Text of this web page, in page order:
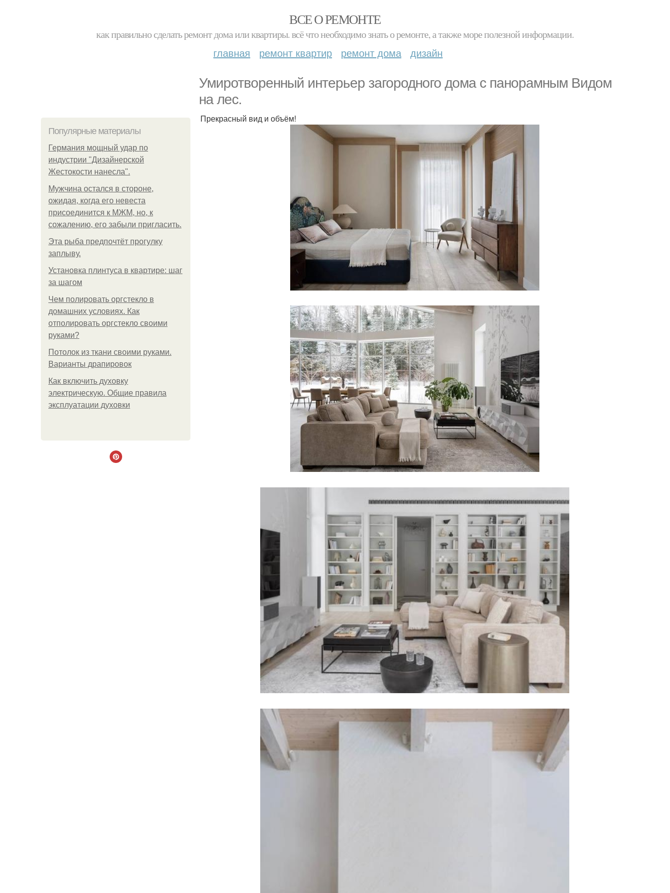
ВСЕ О РЕМОНТЕ
как правильно сделать ремонт дома или квартиры. всё что необходимо знать о ремонте, а также море полезной информации.
главная ремонт квартир ремонт дома дизайн
Умиротворенный интерьер загородного дома с панорамным Видом
на лес.
Популярные материалы
Германия мощный удар по
индустрии "Дизайнерской
Жестокости нанесла".
Мужчина остался в стороне,
ожидая, когда его невеста
присоединится к МЖМ, но, к
сожалению, его забыли пригласить.
Эта рыба предпочтёт прогулку
заплыву.
Установка плинтуса в квартире: шаг
за шагом
Чем полировать оргстекло в
домашних условиях. Как
отполировать оргстекло своими
руками?
Потолок из ткани своими руками.
Варианты драпировок
Как включить духовку
электрическую. Общие правила
эксплуатации духовки
Прекрасный вид и объём!